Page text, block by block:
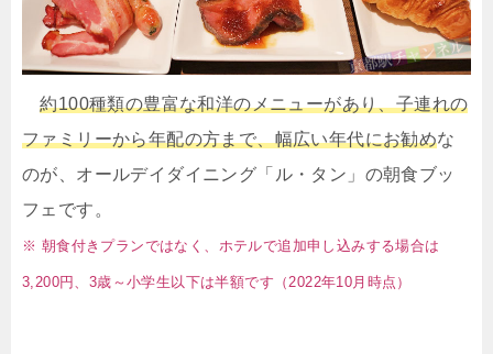
約100種類の豊富な和洋のメニューがあり、子連れの
ファミリーから年配の方まで、幅広い年代にお勧めな
のが、オールデイダイニング「ル・タン」の朝食ブッ
フェです。
※ 朝食付きプランではなく、ホテルで追加申し込みする場合は
3,200円、3歳～小学生以下は半額です（2022年10月時点）